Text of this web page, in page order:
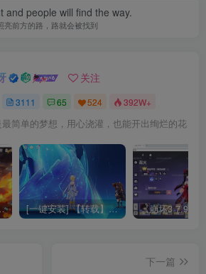
and people will find the way.
亮前方的路，路就会被找到
关注
3111 65 524 392W+
最简单的梦想，用心浇灌，也能开出绚烂的花
+一键代理+一键启动+免虚拟机 [一键安装] 【转载】原神3.4真端服务端+源码+配套客户端+详尽说明+GM工具+源码说明文件
下一篇